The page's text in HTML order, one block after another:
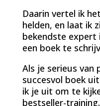
Daarin vertel ik
helden, en laat ik
bekendste
een boek te
Als je serieus van
succesvol boek
ik je uit om te
bestseller-training.